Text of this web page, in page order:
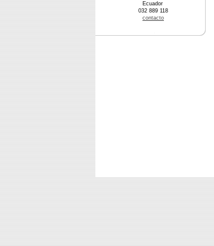
Ecuador
032 889 118
contacto